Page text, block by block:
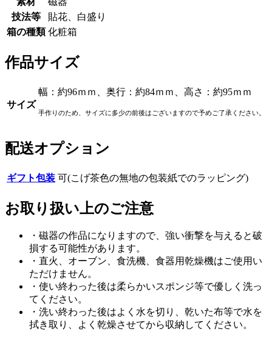
技法等
貼花、白盛り
箱の種類 化粧箱
作品サイズ
サイズ
幅：約96ｍｍ、奥行：約84ｍｍ、高さ：約95ｍｍ
手作りのため、サイズに多少の前後はございますので予めご了承ください。
配送オプション
ギフト包装 可(こげ茶色の無地の包装紙でのラッピング)
お取り扱い上のご注意
・磁器の作品になりますので、強い衝撃を与えると破
損する可能性があります。
・直火、オーブン、食洗機、食器用乾燥機はご使用い
ただけません。
・使い終わった後は柔らかいスポンジ等で優しく洗っ
てください。
・洗い終わった後はよく水を切り、乾いた布等で水を
拭き取り、よく乾燥させてから収納してください。